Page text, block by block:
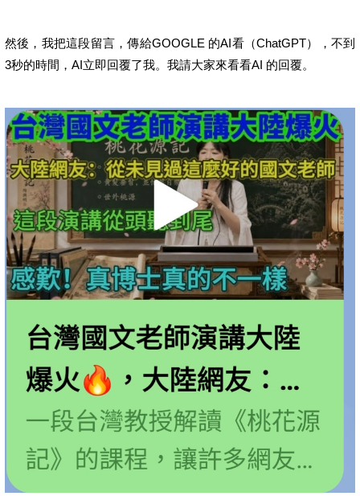
然後，我把這段留言，傳給GOOGLE 的AI看（ChatGPT），不到
3秒的時間，AI立即回覆了我。我請大家來看看AI 的回覆。